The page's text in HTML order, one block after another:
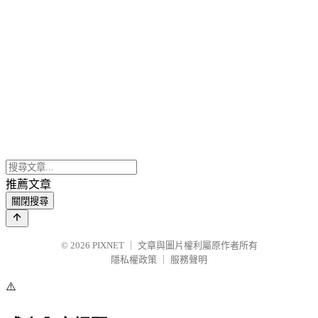
推薦文章
關閉搜尋
© 2026 PIXNET
文章與圖片權利屬原作者所有
隱私權政策
服務聲明
⚠️